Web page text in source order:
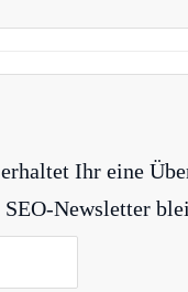
Ihr eine
Newsletter